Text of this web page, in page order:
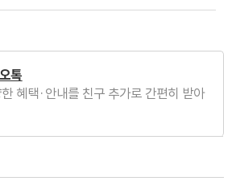
톡
혜택·안내를 친구 추가로 간편히 받아